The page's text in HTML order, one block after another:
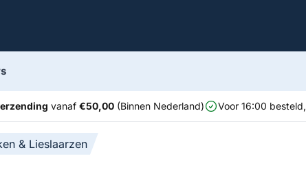
vanaf €50,00(Binnen Nederland) Voor 16:00 besteld,
& Lieslaarzen